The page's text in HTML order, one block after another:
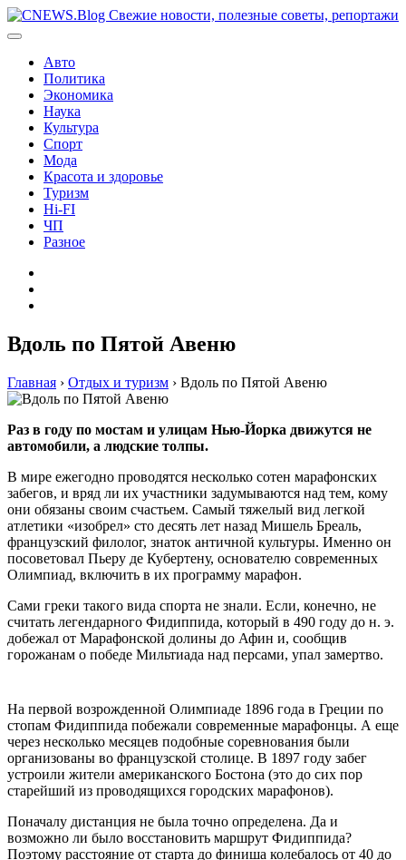
Перейти
к
Авто
Политика
Экономика
Наука
Культура
Спорт
Мода
Красота и здоровье
Туризм
Hi-FI
ЧП
Разное
Вдоль по Пятой Авеню
Главная › Отдых и туризм › Вдоль по Пятой Авеню
Раз в году по мостам и улицам Нью-Йорка движутся не
автомобили, а людские толпы.
В мире ежегодно проводятся несколько сотен марафонских
забегов, и вряд ли их участники задумываются над тем, кому
они обязаны своим счастьем. Самый тяжелый вид легкой
атлетики «изобрел» сто десять лет назад Мишель Бреаль,
французский филолог, знаток античной культуры. Именно он
посоветовал Пьеру де Кубертену, основателю современных
Олимпиад, включить в их программу марафон.
Сами греки такого вида спорта не знали. Если, конечно, не
считать легендарного Фидиппида, который в 490 году до н. э.
добежал от Марафонской долины до Афин и, сообщив
горожанам о победе Мильтиада над персами, упал замертво.
На первой возрожденной Олимпиаде 1896 года в Греции по
стопам Фидиппида побежали современные марафонцы. А еще
через несколько месяцев подобные соревнования были
организованы во французской столице. В 1897 году забег
устроили жители американского Бостона (это до сих пор
старейший из проводящихся городских марафонов).
Поначалу дистанция не была точно определена. Да и
возможно ли было восстановить маршрут Фидиппида?
Поэтому расстояние от старта до финиша колебалось от 40 до